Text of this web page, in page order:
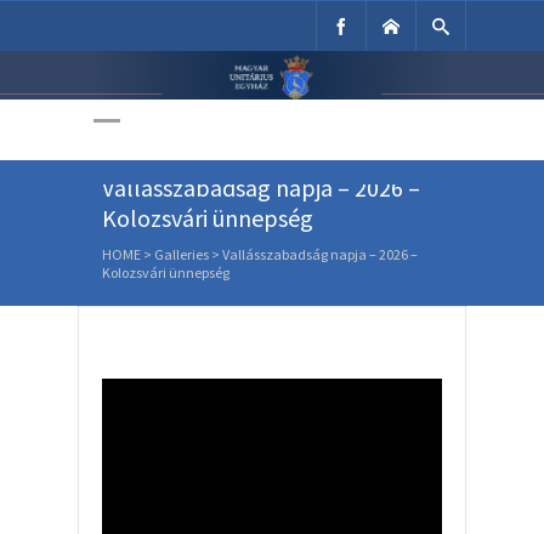
Unitárius Egyház
Vallásszabadság napja – 2026 –
Kolozsvári ünnepség
HOME > Galleries > Vallásszabadság napja – 2026 –
Kolozsvári ünnepség